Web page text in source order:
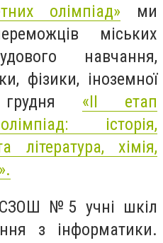
олімпіад» ми
міських
навчання,
фізики, іноземної
«II етап
історія,
література, хімія,
№5 учні шкіл
з інформатики.